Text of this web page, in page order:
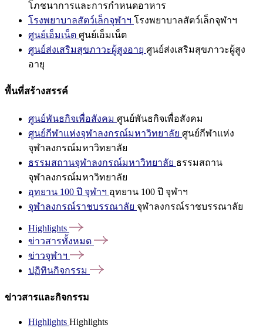
โภชนาการและการกำหนดอาหาร
โรงพยาบาลสัตว์เล็กจุฬาฯ โรงพยาบาลสัตว์เล็กจุฬาฯ
ศูนย์เอ็มเน็ต ศูนย์เอ็มเน็ต
ศูนย์ส่งเสริมสุขภาวะผู้สูงอายุ ศูนย์ส่งเสริมสุขภาวะผู้สูง
อายุ
พื้นที่สร้างสรรค์
ศูนย์พันธกิจเพื่อสังคม ศูนย์พันธกิจเพื่อสังคม
ศูนย์กีฬาแห่งจุฬาลงกรณ์มหาวิทยาลัย ศูนย์กีฬาแห่ง
จุฬาลงกรณ์มหาวิทยาลัย
ธรรมสถานจุฬาลงกรณ์มหาวิทยาลัย ธรรมสถาน
จุฬาลงกรณ์มหาวิทยาลัย
อุทยาน 100 ปี จุฬาฯ อุทยาน 100 ปี จุฬาฯ
จุฬาลงกรณ์ราชบรรณาลัย จุฬาลงกรณ์ราชบรรณาลัย
Highlights
ข่าวสารทั้งหมด
ข่าวจุฬาฯ
ปฏิทินกิจกรรม
ข่าวสารและกิจกรรม
Highlights Highlights